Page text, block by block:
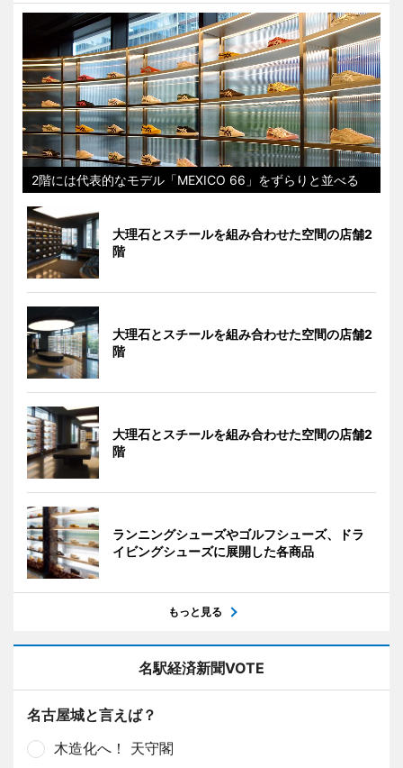
2階には代表的なモデル「MEXICO 66」をずらりと並べる
大理石とスチールを組み合わせた空間の店舗2
階
大理石とスチールを組み合わせた空間の店舗2
階
大理石とスチールを組み合わせた空間の店舗2
階
ランニングシューズやゴルフシューズ、ドラ
イビングシューズに展開した各商品
もっと見る
名駅経済新聞VOTE
名古屋城と言えば？
木造化へ！ 天守閣